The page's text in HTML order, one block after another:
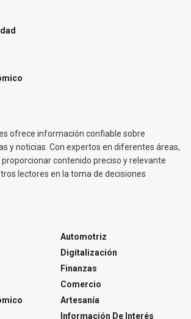
ofrece información confiable sobre
y noticias. Con expertos en diferentes áreas,
contenido preciso y relevante
lectores en la toma de decisiones
Automotriz
Digitalización
Finanzas
Comercio
Artesanía
Información De Interés